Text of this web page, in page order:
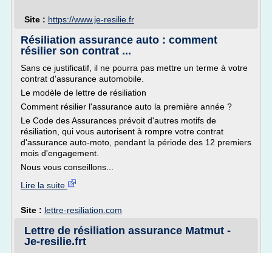
Site : https://www.je-resilie.fr
Résiliation assurance auto : comment
résilier son contrat ...
Sans ce justificatif, il ne pourra pas mettre un terme à votre
contrat d'assurance automobile.
Le modèle de lettre de résiliation
Comment résilier l'assurance auto la première année ?
Le Code des Assurances prévoit d'autres motifs de
résiliation, qui vous autorisent à rompre votre contrat
d'assurance auto-moto, pendant la période des 12 premiers
mois d'engagement.
Nous vous conseillons...
Lire la suite
Site : lettre-resiliation.com
Lettre de résiliation assurance Matmut -
Je-resilie.frt